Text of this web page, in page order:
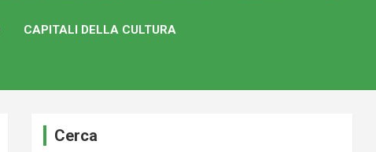
CAPITALI DELLA CULTURA
Cerca